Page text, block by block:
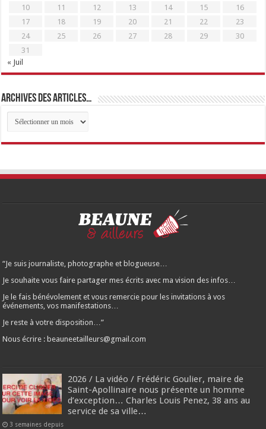
10
11 12 13 14 15
16
17
18 19 20 21 22
23
24
25 26 27 28 29
30
31
« Juil
Archives des articles…
Archives
des
articles…
“Je suis journaliste, photographe et blogueuse…
Je souhaite vous faire partager mes écrits avec ma vision des infos…
Je le fais bénévolement et vous remercie pour les invitations à vos
événements, vos manifestations…
Je reste à votre disposition…”
Nous écrire : beauneetailleurs@gmail.com
2026 / La vidéo / Frédéric Goulier, maire de
Saint-Apollinaire nous présente un homme
d’exception… Charles Louis Penez, 38 ans au
service de sa ville…
3 semaines depuis